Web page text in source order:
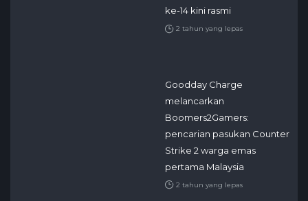
ke-14 kini rasmi
2 tahun yang lepas
Goodday Charge
melancarkan
Boomers2Gamers:
pencarian pasukan Counter
Strike 2 warga emas
pertama Malaysia
2 tahun yang lepas